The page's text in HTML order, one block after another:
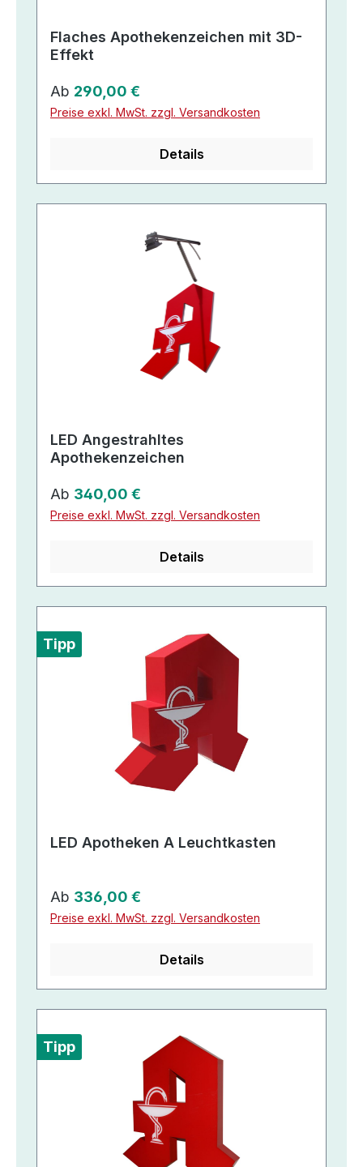
Flaches Apothekenzeichen mit 3D-
Effekt
Regulärer Preis:
Ab 290,00 €
Preise exkl. MwSt. zzgl. Versandkosten
Details
LED Angestrahltes
Apothekenzeichen
Regulärer Preis:
Ab 340,00 €
Preise exkl. MwSt. zzgl. Versandkosten
Details
Tipp
LED Apotheken A Leuchtkasten
Regulärer Preis:
Ab 336,00 €
Preise exkl. MwSt. zzgl. Versandkosten
Details
Tipp